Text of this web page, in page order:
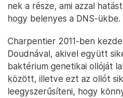
nek a része, ami azzal
hogy belenyes a DNS-ükbe.
Charpentier 2011-ben
Doudnával, akivel együtt
baktérium genetikai ollóját
között, illetve ezt az ollót
leegyszerűsíteni, hogy